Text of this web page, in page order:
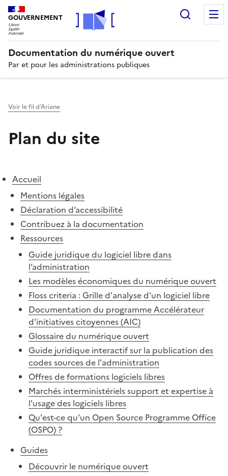
GOUVERNEMENT
Documentation du numérique ouvert
Par et pour les administrations publiques
Voir le fil d’Ariane
Plan du site
Accueil
Mentions légales
Déclaration d’accessibilité
Contribuez à la documentation
Ressources
Guide juridique du logiciel libre dans
l’administration
Les modèles économiques du numérique ouvert
Floss criteria : Grille d'analyse d'un logiciel libre
Documentation du programme Accélérateur
d'initiatives citoyennes (AIC)
Glossaire du numérique ouvert
Guide juridique interactif sur la publication des
codes sources de l'administration
Offres de formations logiciels libres
Marchés interministériels support et expertise à
l'usage des logiciels libres
Qu'est-ce qu'un Open Source Programme Office
(OSPO) ?
Guides
Découvrir le numérique ouvert